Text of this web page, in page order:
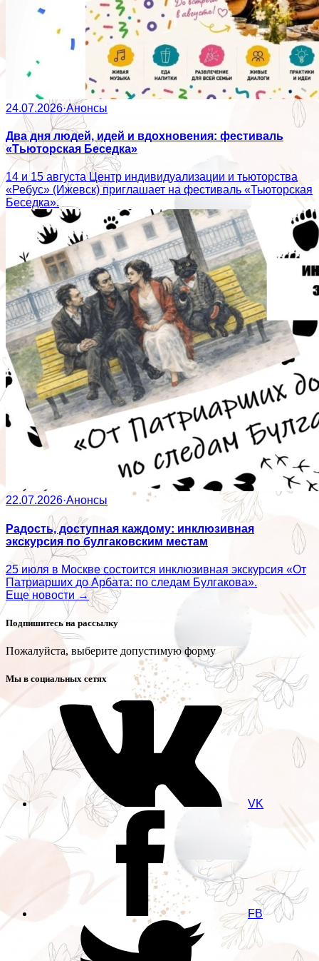
24.07.2026·Анонсы
Два дня людей, идей и вдохновения: фестиваль
«Тьюторская Беседка»
14 и 15 августа Центр индивидуализации и тьюторства
«Ребус» (Ижевск) приглашает на фестиваль «Тьюторская
Беседка».
22.07.2026·Анонсы
Радость, доступная каждому: инклюзивная
экскурсия по булгаковским местам
25 июля в Москве состоится инклюзивная экскурсия «От
Патриарших до Арбата: по следам Булгакова».
Еще новости →
Подпишитесь на рассылку
Пожалуйста, выберите допустимую форму
Мы в социальных сетях
VK
FB